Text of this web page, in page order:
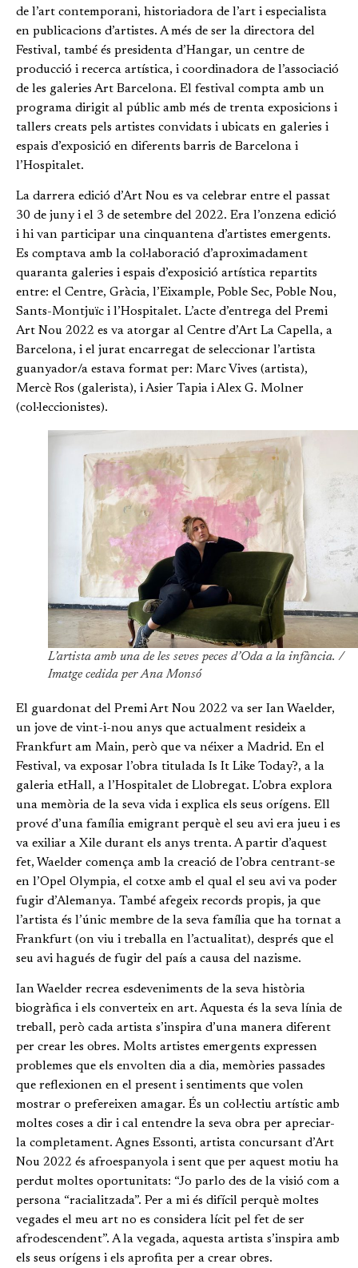
de l’art contemporani, historiadora de l’art i especialista
en publicacions d’artistes. A més de ser la directora del
Festival, també és presidenta d’Hangar, un centre de
producció i recerca artística, i coordinadora de l’associació
de les galeries Art Barcelona. El festival compta amb un
programa dirigit al públic amb més de trenta exposicions i
tallers creats pels artistes convidats i ubicats en galeries i
espais d’exposició en diferents barris de Barcelona i
l’Hospitalet.
La darrera edició d’Art Nou es va celebrar entre el passat
30 de juny i el 3 de setembre del 2022. Era l’onzena edició
i hi van participar una cinquantena d’artistes emergents.
Es comptava amb la col·laboració d’aproximadament
quaranta galeries i espais d’exposició artística repartits
entre: el Centre, Gràcia, l’Eixample, Poble Sec, Poble Nou,
Sants-Montjuïc i l’Hospitalet. L’acte d’entrega del Premi
Art Nou 2022 es va atorgar al Centre d’Art La Capella, a
Barcelona, i el jurat encarregat de seleccionar l’artista
guanyador/a estava format per: Marc Vives (artista),
Mercè Ros (galerista), i Asier Tapia i Alex G. Molner
(col·leccionistes).
L’artista amb una de les seves peces d’Oda a la infància. /
Imatge cedida per Ana Monsó
El guardonat del Premi Art Nou 2022 va ser Ian Waelder,
un jove de vint-i-nou anys que actualment resideix a
Frankfurt am Main, però que va néixer a Madrid. En el
Festival, va exposar l’obra titulada Is It Like Today?, a la
galeria etHall, a l’Hospitalet de Llobregat. L’obra explora
una memòria de la seva vida i explica els seus orígens. Ell
prové d’una família emigrant perquè el seu avi era jueu i es
va exiliar a Xile durant els anys trenta. A partir d’aquest
fet, Waelder comença amb la creació de l’obra centrant-se
en l’Opel Olympia, el cotxe amb el qual el seu avi va poder
fugir d’Alemanya. També afegeix records propis, ja que
l’artista és l’únic membre de la seva família que ha tornat a
Frankfurt (on viu i treballa en l’actualitat), després que el
seu avi hagués de fugir del país a causa del nazisme.
Ian Waelder recrea esdeveniments de la seva història
biogràfica i els converteix en art. Aquesta és la seva línia de
treball, però cada artista s’inspira d’una manera diferent
per crear les obres. Molts artistes emergents expressen
problemes que els envolten dia a dia, memòries passades
que reflexionen en el present i sentiments que volen
mostrar o prefereixen amagar. És un col·lectiu artístic amb
moltes coses a dir i cal entendre la seva obra per apreciar-
la completament. Agnes Essonti, artista concursant d’Art
Nou 2022 és afroespanyola i sent que per aquest motiu ha
perdut moltes oportunitats: “Jo parlo des de la visió com a
persona “racialitzada”. Per a mi és difícil perquè moltes
vegades el meu art no es considera lícit pel fet de ser
afrodescendent”. A la vegada, aquesta artista s’inspira amb
els seus orígens i els aprofita per a crear obres.